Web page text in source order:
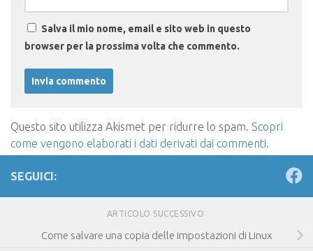
Salva il mio nome, email e sito web in questo
browser per la prossima volta che commento.
Questo sito utilizza Akismet per ridurre lo spam. Scopri
come vengono elaborati i dati derivati dai commenti.
SEGUICI:
ARTICOLO SUCCESSIVO
Come salvare una copia delle impostazioni di Linux